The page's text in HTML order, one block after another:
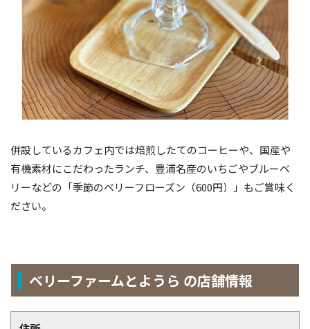
併設しているカフェ内では焙煎したてのコーヒーや、国産や
有機素材にこだわったランチ、豊浦名産のいちごやブルーベ
リーなどの「季節のベリーフローズン（600円）」もご賞味く
ださい。
ベリーファームとようら の店舗情報